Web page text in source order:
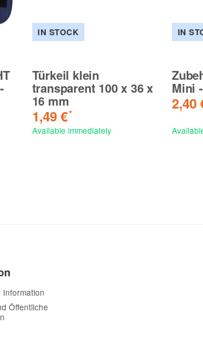
IN STOCK
Türkeil klein
transparent 100 x 36 x
16 mm
1,49 €*
Available immediately
IN
Mini
2,40
Information
Öffentliche